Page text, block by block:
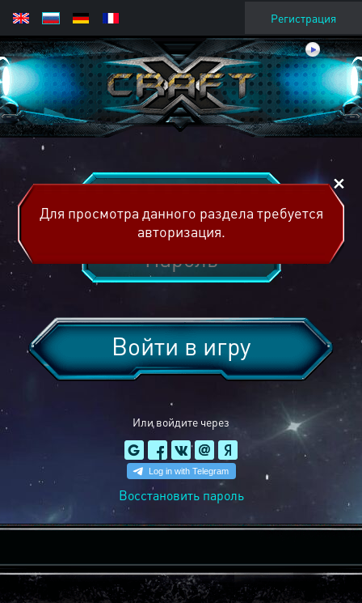
Регистрация
Или войдите через
Войти в игру
Восстановить пароль
Для просмотра данного раздела требуется
авторизация.